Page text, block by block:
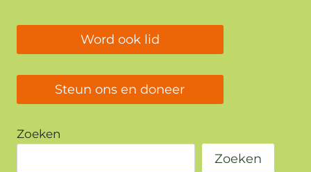
Word ook lid
Steun ons en doneer
Zoeken
Zoeken